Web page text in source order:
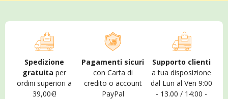
Spedizione
gratuita per
ordini superiori a
39,00€!
Pagamenti sicuri
con Carta di
credito o account
PayPal
Supporto clienti
a tua disposizione
dal Lun al Ven 9:00
- 13.00 / 14:00 -